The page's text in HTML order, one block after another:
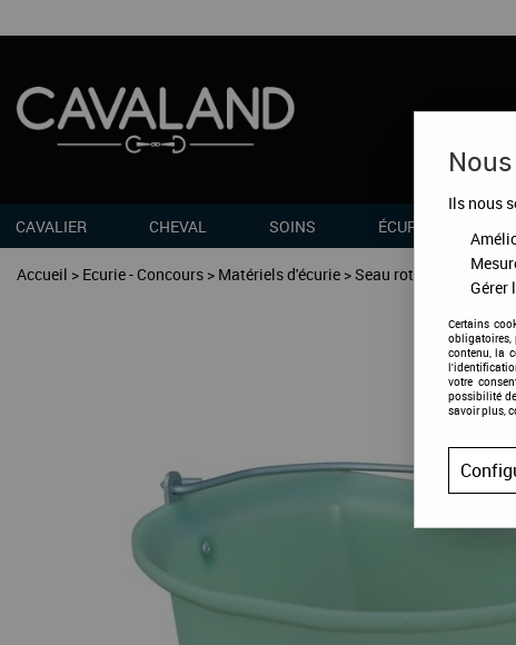
CAVALIER CHEVAL SOINS ÉCURIES
Accueil > Ecurie - Concours > Matériels d'écurie >Seau rotomoulé
Ils nous
Gérer
Certains
obligatoires,
contenu, la
votre
possibilité
savoir plus,